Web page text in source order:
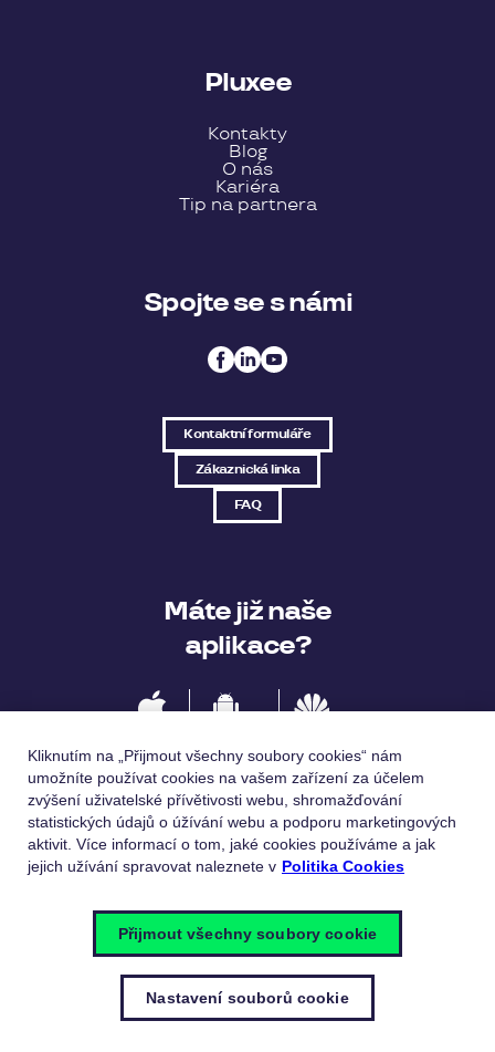
Pluxee
Kontakty
Blog
O nás
Kariéra
Tip na partnera
Spojte se s námi
Kontaktní formuláře
Zákaznická linka
FAQ
Máte již naše
aplikace?
Jazykové verze
English
Kliknutím na „Přijmout všechny soubory cookies“ nám
umožníte používat cookies na vašem zařízení za účelem
zvýšení uživatelské přívětivosti webu, shromažďování
statistických údajů o úžívání webu a podporu marketingových
aktivit. Více informací o tom, jaké cookies používáme a jak
jejich užívání spravovat naleznete v Politika Cookies
Nastavení souborů cookie
Přijmout všechny soubory cookie